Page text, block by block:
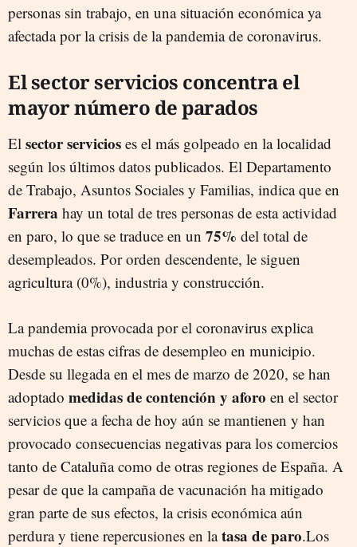
personas sin trabajo, en una situación económica ya
afectada por la crisis de la pandemia de coronavirus.
El sector servicios concentra el
mayor número de parados
El sector servicios es el más golpeado en la localidad
según los últimos datos publicados. El Departamento
de Trabajo, Asuntos Sociales y Familias, indica que en
Farrera hay un total de tres personas de esta actividad
en paro, lo que se traduce en un 75% del total de
desempleados. Por orden descendente, le siguen
agricultura (0%), industria y construcción.
La pandemia provocada por el coronavirus explica
muchas de estas cifras de desempleo en municipio.
Desde su llegada en el mes de marzo de 2020, se han
adoptado medidas de contención y aforo en el sector
servicios que a fecha de hoy aún se mantienen y han
provocado consecuencias negativas para los comercios
tanto de Cataluña como de otras regiones de España. A
pesar de que la campaña de vacunación ha mitigado
gran parte de sus efectos, la crisis económica aún
perdura y tiene repercusiones en latasa de paro.Los